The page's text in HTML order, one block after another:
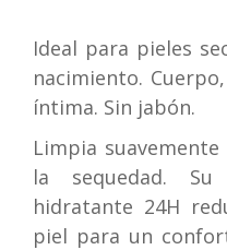
Ideal para pieles
nacimiento.
íntima. Sin jabón.
Limpia
la sequedad.
hidratante 24H
piel para un